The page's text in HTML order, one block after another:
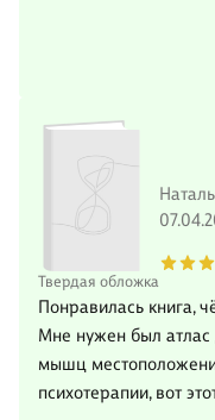
Твердая обложка
Понравилась книга,
Мне нужен был
мышц
психотерапии, вот